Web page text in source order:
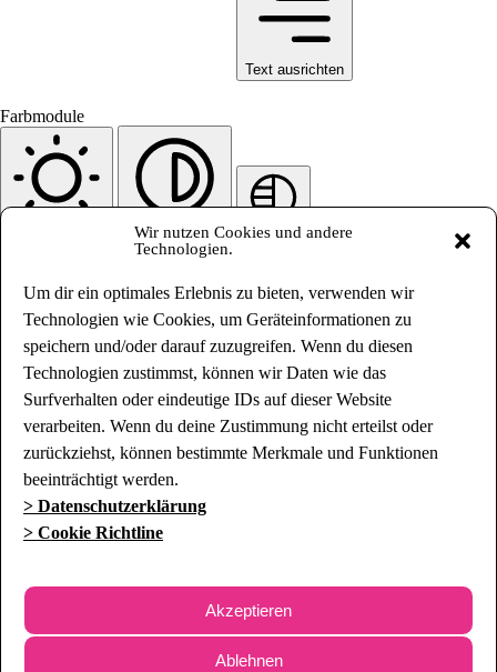
Wir nutzen Cookies und andere
Technologien.
Um dir ein optimales Erlebnis zu bieten, verwenden wir
Technologien wie Cookies, um Geräteinformationen zu
speichern und/oder darauf zuzugreifen. Wenn du diesen
Technologien zustimmst, können wir Daten wie das
Surfverhalten oder eindeutige IDs auf dieser Website
verarbeiten. Wenn du deine Zustimmung nicht erteilst oder
zurückziehst, können bestimmte Merkmale und Funktionen
beeinträchtigt werden.
> Datenschutzerklärung
> Cookie Richtline
Akzeptieren
Ablehnen
Text ausrichten
Farbmodule
Hoher Kontrast Einfarbig
Orientierungsmodule
Leselinie Leseansicht Bilder ausblenden Inhalt hervorheben
Skip To Content